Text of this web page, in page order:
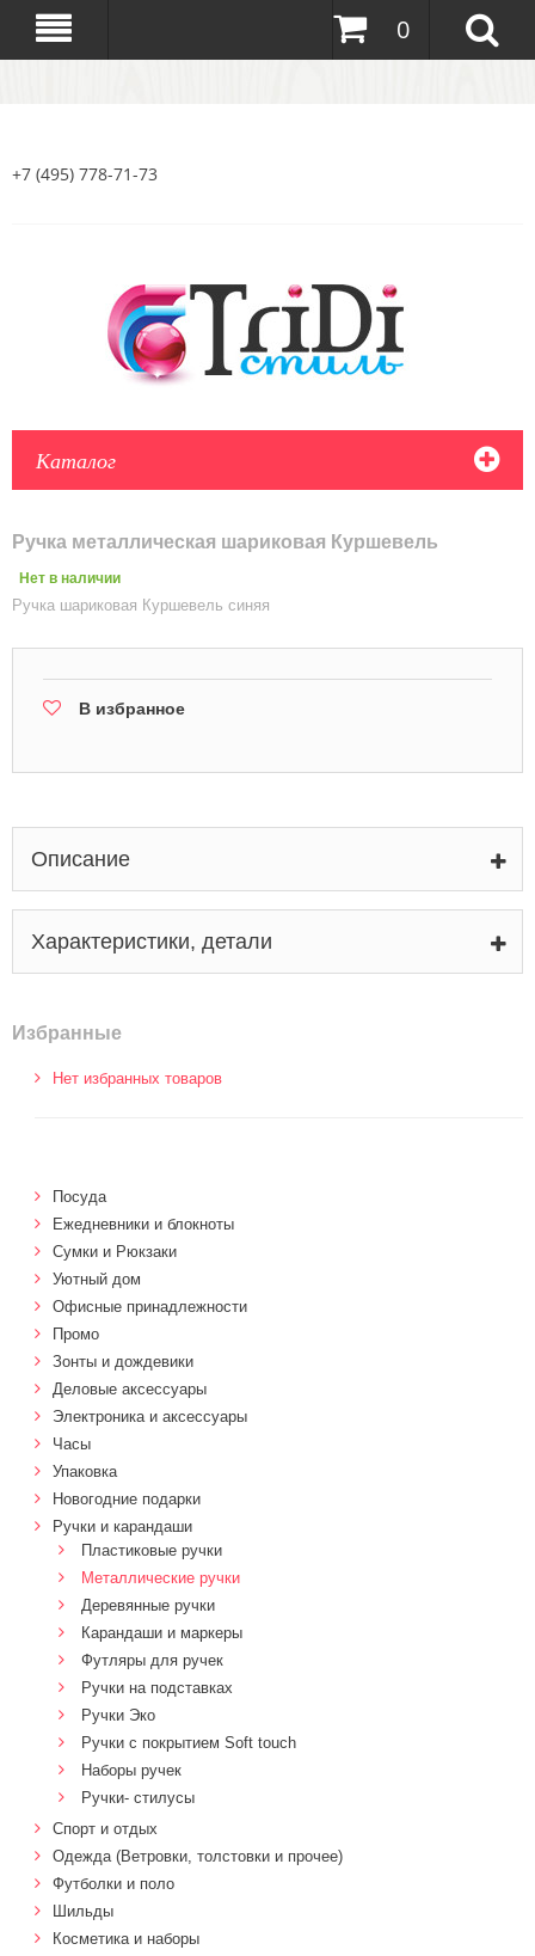
0
+7 (495) 778-71-73
Каталог
Ручка металлическая шариковая Куршевель
Нет в наличии
Ручка шариковая Куршевель синяя
В избранное
Описание
Характеристики, детали
Избранные
Нет избранных товаров
Посуда
Ежедневники и блокноты
Сумки и Рюкзаки
Уютный дом
Офисные принадлежности
Промо
Зонты и дождевики
Деловые аксессуары
Электроника и аксессуары
Часы
Упаковка
Новогодние подарки
Ручки и карандаши
Пластиковые ручки
Металлические ручки
Деревянные ручки
Карандаши и маркеры
Футляры для ручек
Ручки на подставках
Ручки Эко
Ручки с покрытием Soft touch
Наборы ручек
Ручки- стилусы
Спорт и отдых
Одежда (Ветровки, толстовки и прочее)
Футболки и поло
Шильды
Косметика и наборы